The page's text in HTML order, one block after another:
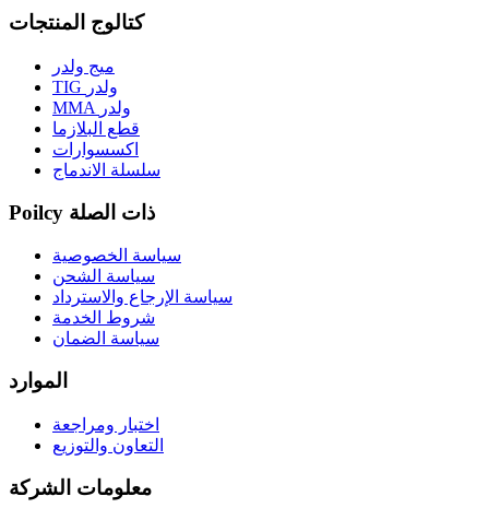
كتالوج المنتجات
ميج ولدر
TIG ولدر
MMA ولدر
قطع البلازما
اكسسوارات
سلسلة الاندماج
Poilcy ذات الصلة
سياسة الخصوصية
سياسة الشحن
سياسة الإرجاع والاسترداد
شروط الخدمة
سياسة الضمان
الموارد
اختبار ومراجعة
التعاون والتوزيع
معلومات الشركة